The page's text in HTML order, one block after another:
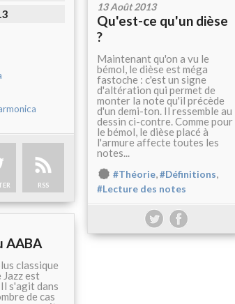
RSS
13 Août 2013
Qu'est-ce qu'un dièse
?
Maintenant qu'on a vu le
bémol, le dièse est méga
fastoche : c'est un signe
d'altération qui permet de
monter la note qu'il précède
d'un demi-ton. Il ressemble au
dessin ci-contre. Comme pour
le bémol, le dièse placé à
l'armure affecte toutes les
notes...
#Théorie,#Définitions,
#Lecture des notes
AABA
classique
Jazz est
s'agit dans
de cas